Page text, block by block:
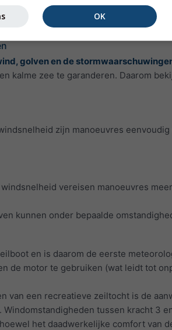
lange periode, zoals doorgaans
golven en de
kalme zee te garanderen. Daarom
zijn manoeuvres
vereisen manoeuvres
kunnen onder bepaalde
en is daarom de eerste
de motor te gebruiken (wat leidt tot
van een recreatieve zeiltocht is de
tussen kracht 3
het daadwerkelijke comfort van
OK